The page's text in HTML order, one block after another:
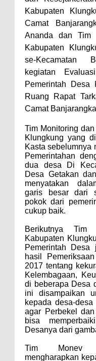
Kabupaten
Camat
Ananda dan Tim
Kabupaten
se-Kecamatan
kegiatan
Pemerintah Desa
Ruang Rapat
Camat
Tim Monitoring
Klungkung yang
Kasta sebelumnya
Pemerintahan
dua desa Di
Desa Getakan
menyatakan
garis besar dari
pokok dari
cukup baik.
Berikutnya Tim
Kabupaten
Pemerintah Desa
hasil
2017 tentang
Kelembagaan,
di beberapa Desa
ini disampaikan
kepada desa-
agar Perbekel
bisa
Desanya dari
Tim Monev
mengharapkan